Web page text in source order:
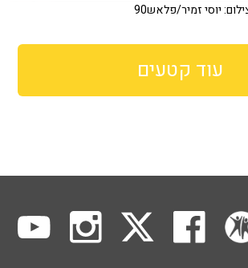
יוסי זמיר/פלאש90
עוד קטעים